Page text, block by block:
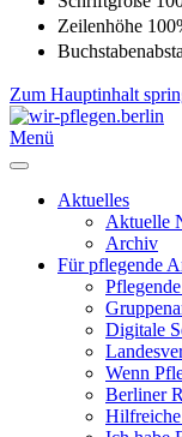
Zeilenhöhe 100
Zum Hauptinhalt
Menü
Aktuelles
Aktuelle
Archiv
Für pflegende
Digitale
Wenn
Berliner